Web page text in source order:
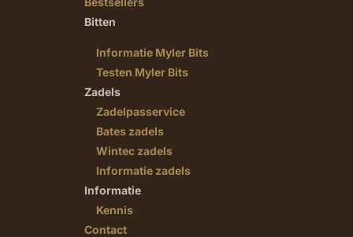
Bitten
Informatie Myler Bits
Testen Myler Bits
Zadels
Zadelpasservice
Bates zadels
Wintec zadels
Informatie zadels
Informatie
Kennis
Contact